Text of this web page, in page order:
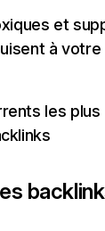
et
à
les